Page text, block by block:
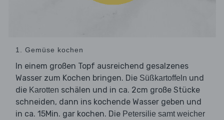
1. Gemüse kochen
In einem großen Topf ausreichend gesalzenes
Wasser zum Kochen bringen. Die Süßkartoffeln und
die Karotten schälen und in ca. 2cm große Stücke
schneiden, dann ins kochende Wasser geben und
in ca. 15Min. gar kochen. Die Petersilie samt weicher